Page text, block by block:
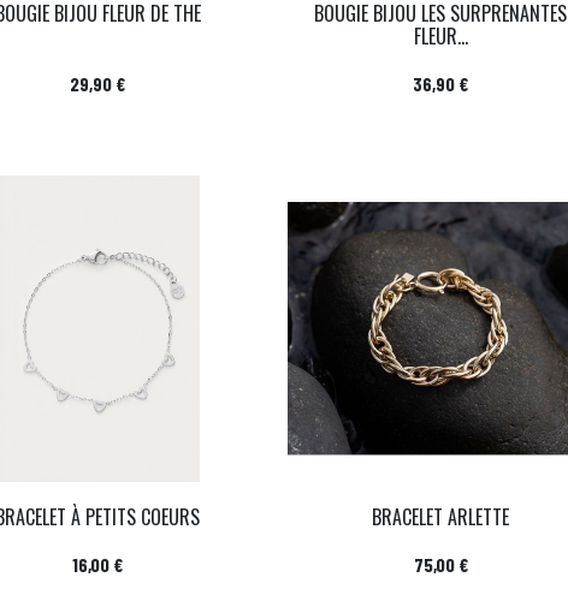
BIJOU FLEUR DE THE
Prix
29,90 €
BOUGIE BIJOU LES SURPRENANTES
FLEUR...
Prix
36,90 €
À PETITS COEURS
Prix
16,00 €
BRACELET ARLETTE
Prix
75,00 €